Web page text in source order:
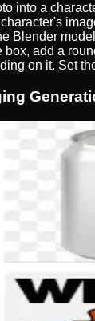
into a
Blender
box, add a
on it. Set